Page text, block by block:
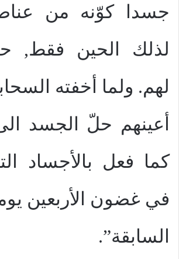
جسدا كوّنه من
لذلك الحين فقط,
لهم. ولما أخفته
أعينهم حلّ الجسد
كما فعل بالأجساد
في غضون الأربعين
السابقة”.